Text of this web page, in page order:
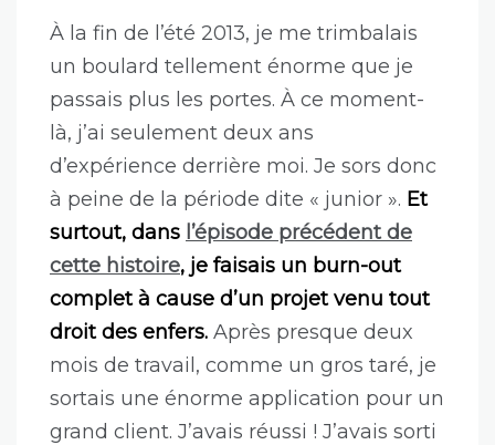
À la fin de l’été 2013, je me trimbalais
un boulard tellement énorme que je
passais plus les portes. À ce moment-
là, j’ai seulement deux ans
d’expérience derrière moi. Je sors donc
à peine de la période dite « junior ». Et
surtout, dans l’épisode précédent de
cette histoire, je faisais un burn-out
complet à cause d’un projet venu tout
droit des enfers. Après presque deux
mois de travail, comme un gros taré, je
sortais une énorme application pour un
grand client. J’avais réussi ! J’avais sorti